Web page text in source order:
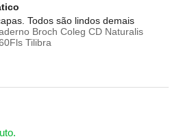
Todos são lindos demais
Broch Coleg CD Naturalis
Tilibra